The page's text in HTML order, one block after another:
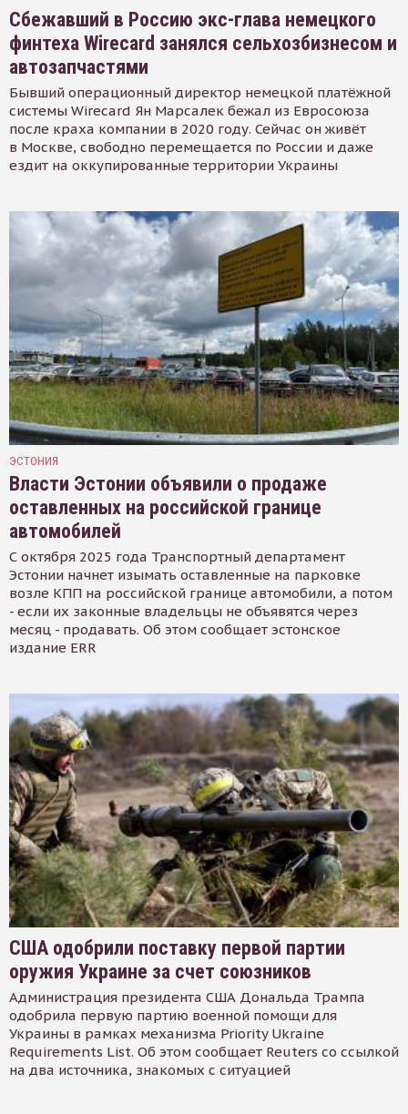
Сбежавший в Россию экс-глава немецкого
финтеха Wirecard занялся сельхозбизнесом и
автозапчастями
Бывший операционный директор немецкой платёжной
системы Wirecard Ян Марсалек бежал из Евросоюза
после краха компании в 2020 году. Сейчас он живёт
в Москве, свободно перемещается по России и даже
ездит на оккупированные территории Украины
ЭСТОНИЯ
Власти Эстонии объявили о продаже
оставленных на российской границе
автомобилей
С октября 2025 года Транспортный департамент
Эстонии начнет изымать оставленные на парковке
возле КПП на российской границе автомобили, а потом
- если их законные владельцы не объявятся через
месяц - продавать. Об этом сообщает эстонское
издание ERR
США одобрили поставку первой партии
оружия Украине за счет союзников
Администрация президента США Дональда Трампа
одобрила первую партию военной помощи для
Украины в рамках механизма Priority Ukraine
Requirements List. Об этом сообщает Reuters со ссылкой
на два источника, знакомых с ситуацией